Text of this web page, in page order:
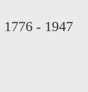
1776 - 1947